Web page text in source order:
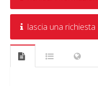
lascia una richiesta